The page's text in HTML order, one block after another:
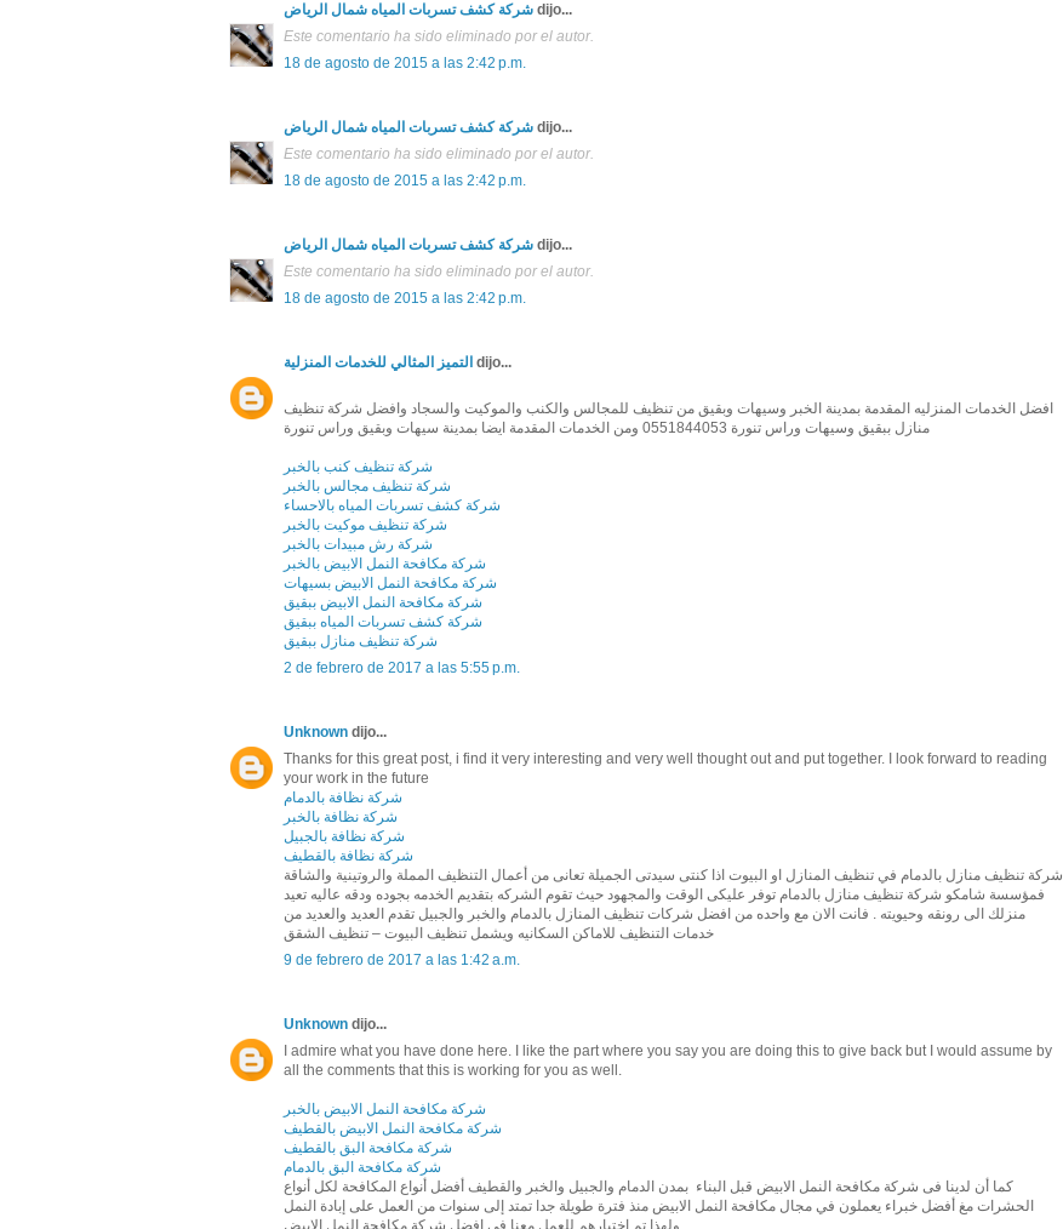
شركة كشف تسربات المياه شمال الرياض dijo...
Este comentario ha sido eliminado por el autor.
18 de agosto de 2015 a las 2:42 p.m.
شركة كشف تسربات المياه شمال الرياض dijo...
Este comentario ha sido eliminado por el autor.
18 de agosto de 2015 a las 2:42 p.m.
شركة كشف تسربات المياه شمال الرياض dijo...
Este comentario ha sido eliminado por el autor.
18 de agosto de 2015 a las 2:42 p.m.
التميز المثالي للخدمات المنزلية dijo...
افضل الخدمات المنزليه المقدمة بمدينة الخبر وسيهات وبقيق من تنظيف للمجالس والكنب والموكيت والسجاد وافضل شركة تنظيف
منازل ببقيق وسيهات وراس تنورة 0551844053 ومن الخدمات المقدمة ايضا بمدينة سيهات وبقيق وراس تنورة
شركة تنظيف كنب بالخبر
شركة تنظيف مجالس بالخبر
شركة كشف تسربات المياه بالاحساء
شركة تنظيف موكيت بالخبر
شركة رش مبيدات بالخبر
شركة مكافحة النمل الابيض بالخبر
شركة مكافحة النمل الابيض بسيهات
شركة مكافحة النمل الابيض ببقيق
شركة كشف تسربات المياه ببقيق
شركة تنظيف منازل ببقيق
2 de febrero de 2017 a las 5:55 p.m.
Unknown dijo...
Thanks for this great post, i find it very interesting and very well thought out and put together. I look forward to reading
your work in the future
شركة نظافة بالدمام
شركة نظافة بالخبر
شركة نظافة بالجبيل
شركة نظافة بالقطيف
شركة تنظيف منازل بالدمام في تنظيف المنازل او البيوت اذا كنتى سيدتى الجميلة تعانى من أعمال التنظيف المملة والروتينية والشاقة
فمؤسسة شامكو شركة تنظيف منازل بالدمام توفر عليكى الوقت والمجهود حيث تقوم الشركه بتقديم الخدمه بجوده ودقه عاليه تعيد
منزلك الى رونقه وحيويته . فانت الان مع واحده من افضل شركات تنظيف المنازل بالدمام والخبر والجبيل تقدم العديد والعديد من
خدمات التنظيف للاماكن السكانيه ويشمل تنظيف البيوت – تنظيف الشقق
9 de febrero de 2017 a las 1:42 a.m.
Unknown dijo...
I admire what you have done here. I like the part where you say you are doing this to give back but I would assume by
all the comments that this is working for you as well.
شركة مكافحة النمل الابيض بالخبر
شركة مكافحة النمل الابيض بالقطيف
شركة مكافحة البق بالقطيف
شركة مكافحة البق بالدمام
كما أن لدينا فى شركة مكافحة النمل الابيض قبل البناء بمدن الدمام والجبيل والخبر والقطيف أفضل أنواع المكافحة لكل أنواع
الحشرات مغ أفضل خبراء يعملون في مجال مكافحة النمل الابيض منذ فترة طويلة جدا تمتد إلى سنوات من العمل على إبادة النمل